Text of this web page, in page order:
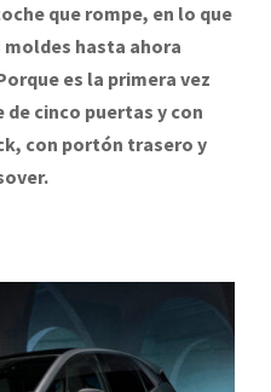
que rompe, en lo que
hasta ahora
es la primera vez
de cinco puertas y con
con portón trasero y